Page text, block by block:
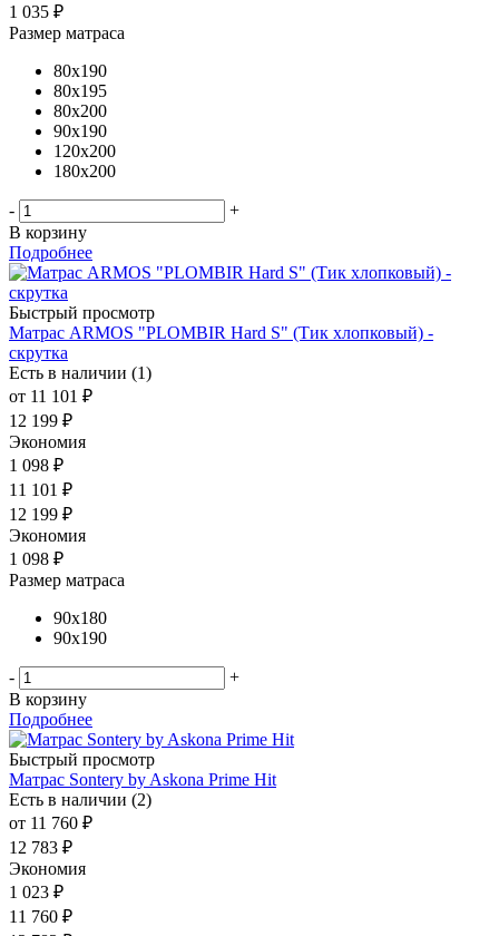
1 035 ₽
Размер матраса
80x190
80x195
80x200
90x190
120x200
180x200
-
+
В корзину
Подробнее
Быстрый просмотр
Матрас ARMOS "PLOMBIR Hard S" (Тик хлопковый) -
скрутка
Есть в наличии (1)
от 11 101 ₽
12 199 ₽
Экономия
1 098 ₽
11 101 ₽
12 199 ₽
Экономия
1 098 ₽
Размер матраса
90x180
90x190
-
+
В корзину
Подробнее
Быстрый просмотр
Матрас Sontery by Askona Prime Hit
Есть в наличии (2)
от 11 760 ₽
12 783 ₽
Экономия
1 023 ₽
11 760 ₽